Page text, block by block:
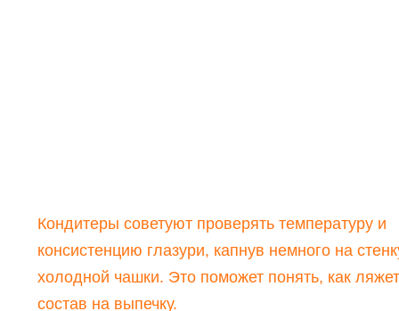
Кондитеры советуют проверять температуру и
консистенцию глазури, капнув немного на
холодной чашки. Это поможет понять, как ляжет
состав на выпечку.